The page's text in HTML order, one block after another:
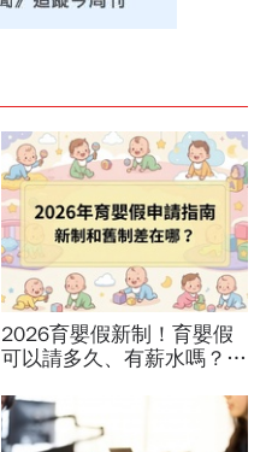
2026育嬰假新制！育嬰假
可以請多久、有薪水嗎？育
資料，和舊制差異一次看